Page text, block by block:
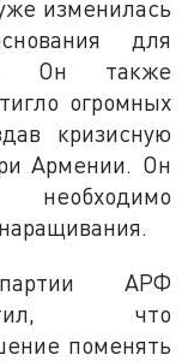
изменилась
для
Он также
огромных
кризисную
Армении. Он
АРФ
что
поменять